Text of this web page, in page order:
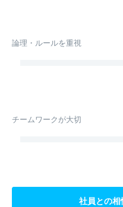
論理・ルールを重視
チームワークが大切
社員との相